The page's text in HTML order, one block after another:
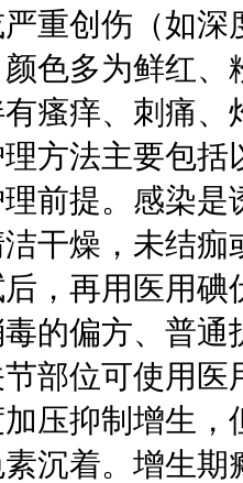
重创伤（如
色多为鲜红
瘙痒、刺痛
方法主要包括
前提。感染
干燥，未结
，再用医用
的偏方、普
部位可使用
压抑制增生
沉着。增生